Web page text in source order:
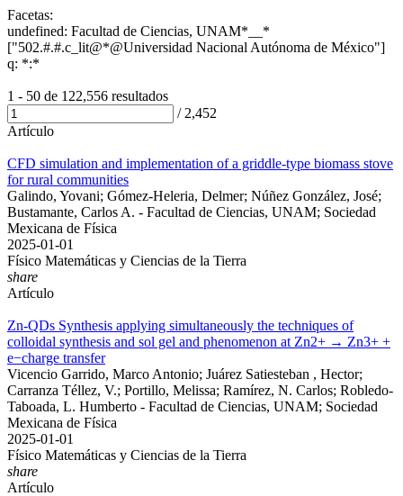
Facetas:
undefined: Facultad de Ciencias, UNAM*__*
["502.#.#.c_lit@*@Universidad Nacional Autónoma de México"]
q: *:*
1 - 50 de 122,556 resultados
/ 2,452
Artículo
CFD simulation and implementation of a griddle-type biomass stove
for rural communities
Galindo, Yovani; Gómez-Heleria, Delmer; Núñez González, José;
Bustamante, Carlos A. - Facultad de Ciencias, UNAM; Sociedad
Mexicana de Física
2025-01-01
Físico Matemáticas y Ciencias de la Tierra
share
Artículo
Zn-QDs Synthesis applying simultaneously the techniques of
colloidal synthesis and sol gel and phenomenon at Zn2+ → Zn3+ +
e−charge transfer
Vicencio Garrido, Marco Antonio; Juárez Satiesteban , Hector;
Carranza Téllez, V.; Portillo, Melissa; Ramírez, N. Carlos; Robledo-
Taboada, L. Humberto - Facultad de Ciencias, UNAM; Sociedad
Mexicana de Física
2025-01-01
Físico Matemáticas y Ciencias de la Tierra
share
Artículo